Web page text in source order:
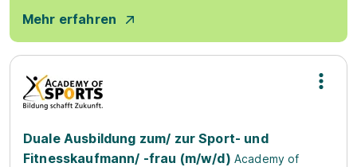
Mehr erfahren
Duale Ausbildung zum/ zur Sport- und
Fitnesskaufmann/ -frau (m/w/d) Academy of